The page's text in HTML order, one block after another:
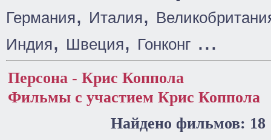
Германия, Италия,
Индия, Швеция, Гонконг ...
Персона - Крис Коппола
Фильмы с участием Крис Коппола
Найдено фильмов: 18